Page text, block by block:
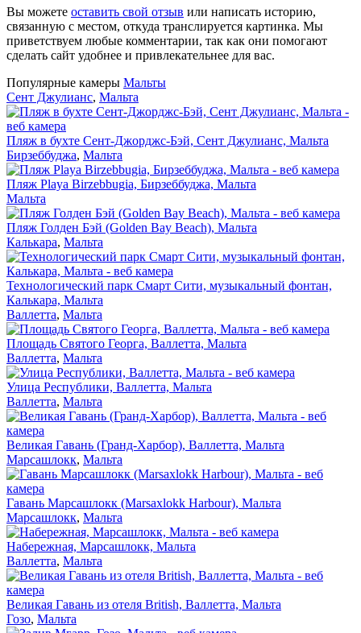
Вы можете оставить свой отзыв или написать историю,
связанную с местом, откуда транслируется картинка. Мы
приветствуем любые комментарии, так как они помогают
сделать сайт удобнее и привлекательнее для вас.
Популярные камеры Мальты
Сент Джулианс, Мальта
Пляж в бухте Сент-Джорджс-Бэй, Сент Джулианс, Мальта
Бирзеббуджа, Мальта
Пляж Playa Birzebbugia, Бирзеббуджа, Мальта
Мальта
Пляж Голден Бэй (Golden Bay Beach), Мальта
Калькара, Мальта
Технологический парк Смарт Сити, музыкальный фонтан,
Калькара, Мальта
Валлетта, Мальта
Площадь Святого Георга, Валлетта, Мальта
Валлетта, Мальта
Улица Республики, Валлетта, Мальта
Валлетта, Мальта
Великая Гавань (Гранд-Харбор), Валлетта, Мальта
Марсашлокк, Мальта
Гавань Марсашлокк (Marsaxlokk Harbour), Мальта
Марсашлокк, Мальта
Набережная, Марсашлокк, Мальта
Валлетта, Мальта
Великая Гавань из отеля British, Валлетта, Мальта
Гозо, Мальта